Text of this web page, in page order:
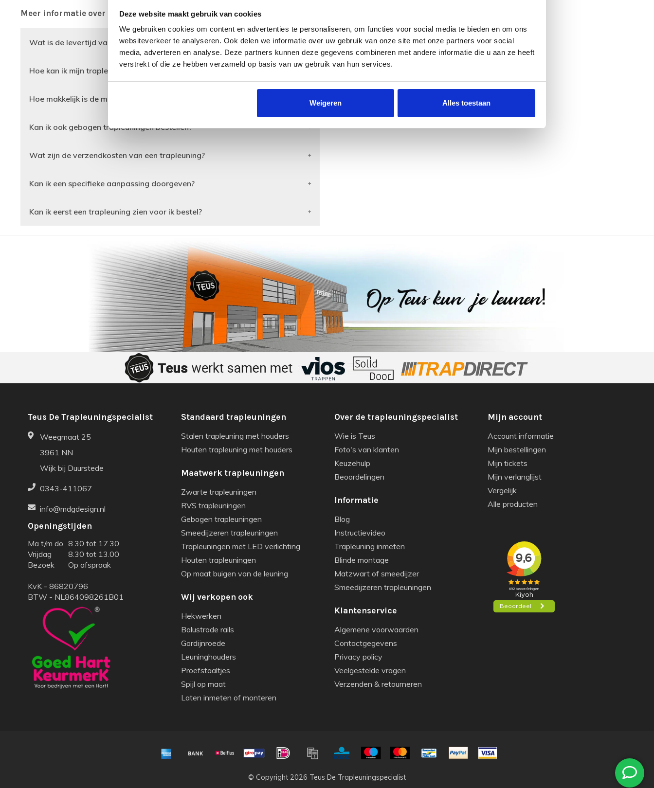
Deze website maakt gebruik van cookies
We gebruiken cookies om content en advertenties te personaliseren, om functies voor social media te bieden en om ons
websiteverkeer te analyseren. Ook delen we informatie over uw gebruik van onze site met onze partners voor social
media, adverteren en analyse. Deze partners kunnen deze gegevens combineren met andere informatie die u aan ze heeft
verstrekt of die ze hebben verzameld op basis van uw gebruik van hun services.
Weigeren Alles toestaan
Meer informatie over dit product vind je hieronder.
Wat is de levertijd van mijn trapleuning?
Hoe kan ik mijn trapleuning opmeten?
Hoe makkelijk is de montage van de trapleuning?
Kan ik ook gebogen trapleuningen bestellen?
Wat zijn de verzendkosten van een trapleuning?
Kan ik een specifieke aanpassing doorgeven?
Kan ik eerst een trapleuning zien voor ik bestel?
Teus De Trapleuningspecialist
Weegmaat 25
3961 NN
Wijk bij Duurstede
0343-411067
info@mdgdesign.nl
Openingstijden
Ma t/m do 8.30 tot 17.30
Vrijdag
8.30 tot 13.00
Bezoek
Op afspraak
KvK - 86820796
BTW - NL864098261B01
Standaard trapleuningen
Stalen trapleuning met houders
Houten trapleuning met houders
Maatwerk trapleuningen
Zwarte trapleuningen
RVS trapleuningen
Gebogen trapleuningen
Smeedijzeren trapleuningen
Trapleuningen met LED verlichting
Houten trapleuningen
Op maat buigen van de leuning
Wij verkopen ook
Hekwerken
Balustrade rails
Gordijnroede
Leuninghouders
Proefstaaltjes
Spijl op maat
Laten inmeten of monteren
Over de trapleuningspecialist
Wie is Teus
Foto's van klanten
Keuzehulp
Beoordelingen
Informatie
Blog
Instructievideo
Trapleuning inmeten
Blinde montage
Matzwart of smeedijzer
Smeedijzeren trapleuningen
Klantenservice
Algemene voorwaarden
Contactgegevens
Privacy policy
Veelgestelde vragen
Verzenden & retourneren
Mijn account
Account informatie
Mijn bestellingen
Mijn tickets
Mijn verlanglijst
Vergelijk
Alle producten
© Copyright 2026 Teus De Trapleuningspecialist